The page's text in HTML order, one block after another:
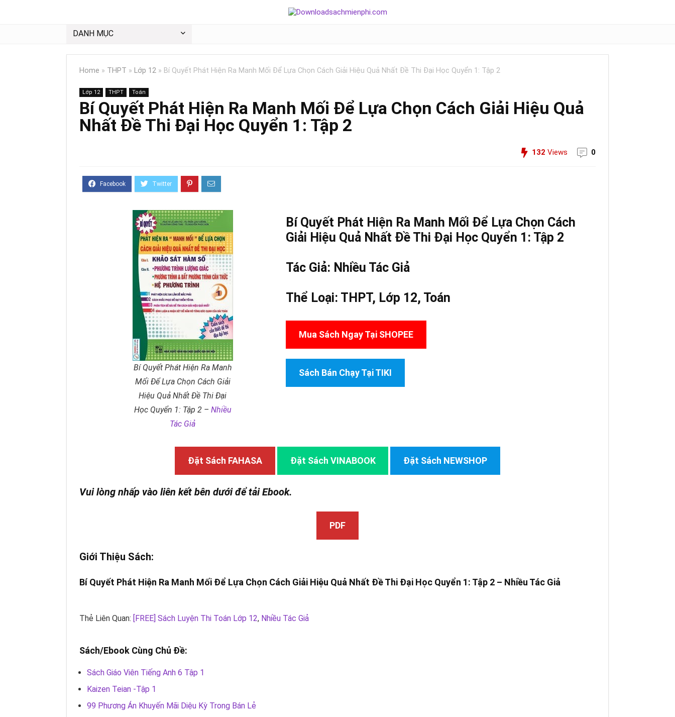
DANH MỤC
Home » THPT » Lớp 12 » Bí Quyết Phát Hiện Ra Manh Mối Để Lựa Chọn Cách Giải Hiệu Quả Nhất Đề Thi Đại Học Quyển 1: Tập 2
Lớp 12 THPT Toán
Bí Quyết Phát Hiện Ra Manh Mối Để Lựa Chọn Cách Giải Hiệu Quả
Nhất Đề Thi Đại Học Quyển 1: Tập 2
132 Views 0
Bí Quyết Phát Hiện Ra Manh
Mối Để Lựa Chọn Cách Giải
Hiệu Quả Nhất Đề Thi Đại
Học Quyển 1: Tập 2 – Nhiều
Tác Giả
Bí Quyết Phát Hiện Ra Manh Mối Để Lựa Chọn Cách
Giải Hiệu Quả Nhất Đề Thi Đại Học Quyển 1: Tập 2
Tác Giả: Nhiều Tác Giả
Thể Loại: THPT, Lớp 12, Toán
Mua Sách Ngay Tại SHOPEE
Sách Bán Chạy Tại TIKI
Đặt Sách FAHASA Đặt Sách VINABOOK Đặt Sách NEWSHOP
Vui lòng nhấp vào liên kết bên dưới để tải Ebook.
PDF
Giới Thiệu Sách:
Bí Quyết Phát Hiện Ra Manh Mối Để Lựa Chọn Cách Giải Hiệu Quả Nhất Đề Thi Đại Học Quyển 1: Tập 2 – Nhiều Tác Giả
Thẻ Liên Quan: [FREE] Sách Luyện Thi Toán Lớp 12, Nhiều Tác Giả
Sách/Ebook Cùng Chủ Đề:
Sách Giáo Viên Tiếng Anh 6 Tập 1
Kaizen Teian -Tập 1
99 Phương Án Khuyến Mãi Diệu Kỳ Trong Bán Lẻ